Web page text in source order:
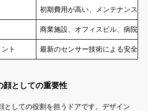
初期費用が高い、メンテナンス
商業施設、オフィスビル、病院、
ト 最新のセンサー技術による安全
顔としての重要性
としての役割を担うドアです。デザイン